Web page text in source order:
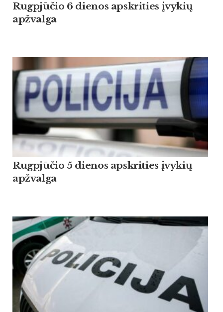
Rugpjūčio 6 dienos apskrities įvykių
apžvalga
Rugpjūčio 5 dienos apskrities įvykių
apžvalga